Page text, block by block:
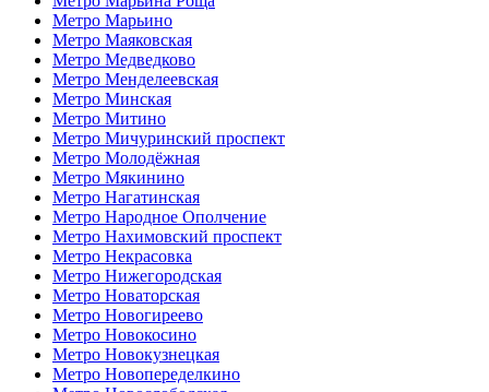
Метро Марьино
Метро Маяковская
Метро Медведково
Метро Менделеевская
Метро Минская
Метро Митино
Метро Мичуринский проспект
Метро Молодёжная
Метро Мякинино
Метро Нагатинская
Метро Народное Ополчение
Метро Нахимовский проспект
Метро Некрасовка
Метро Нижегородская
Метро Новаторская
Метро Новогиреево
Метро Новокосино
Метро Новокузнецкая
Метро Новопеределкино